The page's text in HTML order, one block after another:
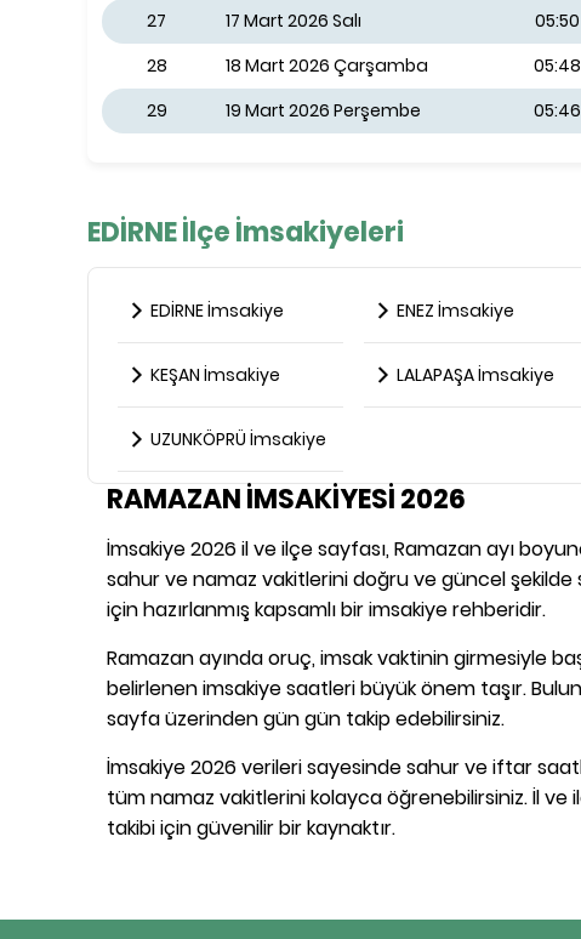
27
17 Mart 2026 Salı 05:50
28
18 Mart 2026 Çarşamba 05:48
29
19 Mart 2026 Perşembe 05:46
EDİRNE İlçe İmsakiyeleri
EDİRNE İmsakiye ENEZ İmsakiye
KEŞAN İmsakiye LALAPAŞA İmsakiye
UZUNKÖPRÜ İmsakiye
RAMAZAN İMSAKİYESİ 2026
İmsakiye 2026 il ve ilçe sayfası, Ramazan ayı
sahur ve namaz vakitlerini doğru ve güncel
için hazırlanmış kapsamlı bir imsakiye rehberidir.
Ramazan ayında oruç, imsak vaktinin girmesiyle
belirlenen imsakiye saatleri büyük önem taşır.
sayfa üzerinden gün gün takip edebilirsiniz.
İmsakiye 2026 verileri sayesinde sahur ve iftar
tüm namaz vakitlerini kolayca öğrenebilirsiniz. İl
takibi için güvenilir bir kaynaktır.